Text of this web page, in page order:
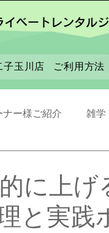
ベートレンタル
子玉川店 ご利用方法
ー様ご紹介 雑学
に上げ
と実践